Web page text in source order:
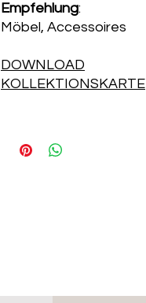
Empfehlung:
Möbel, Accessoires
DOWNLOAD
KOLLEKTIONSKARTE